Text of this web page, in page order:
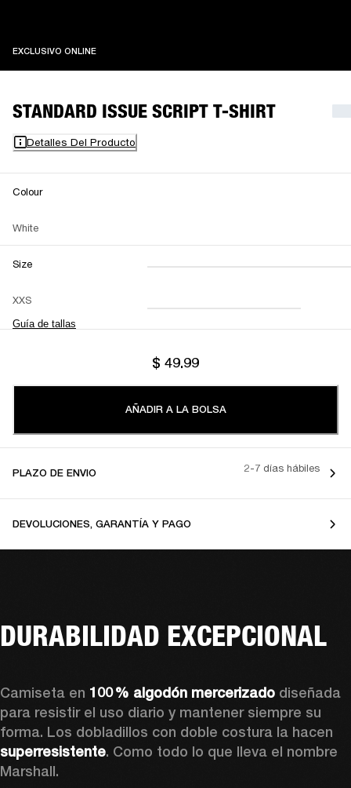
EXCLUSIVO ONLINEEXCLUSIVO ONLINE
STANDARD ISSUE SCRIPT T-SHIRT
Detalles Del Producto
Colour
White
Size
XXS
Guía de tallas
XXS XS S M
L XL XXL
$ 49.99
AÑADIR A LA BOLSA
PLAZO DE ENVIO 2-7 días hábiles
DEVOLUCIONES, GARANTÍA Y PAGO
DURABILIDAD EXCEPCIONAL
Camiseta en 100 % algodón mercerizado diseñada
para resistir el uso diario y mantener siempre su
superresistente. Como todo lo que lleva el nombre
Marshall.